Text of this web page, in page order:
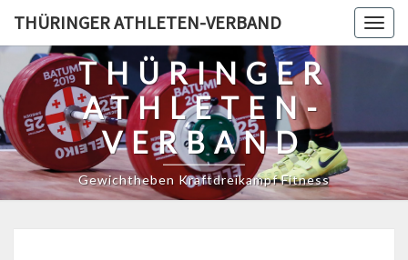
content
THÜRINGER ATHLETEN-VERBAND
THÜRINGER
ATHLETEN-
VERBAND
Gewichtheben Kraftdreikampf Fitness